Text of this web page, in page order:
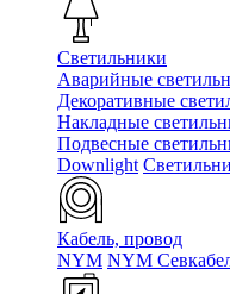
Светильники
Аварийные
Декоративные
Накладные
Подвесные
Downlight
Кабель, провод
NYM NYM